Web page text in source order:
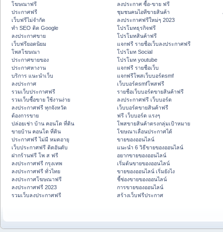
โฆษณาฟรี
ประกาศฟรี
เว็บฟรีไม่จำกัด
ทำ SEO ติด Google
ลงประกาศขาย
เว็บฟรียอดนิยม
โพสโฆษณา
ประกาศขายของ
ประกาศหางาน
บริการ แนะนำเว็บ
ลงประกาศ
รวมเว็บประกาศฟรี
รวมเว็บซื้อขาย ใช้งานง่าย
ลงประกาศฟรี ทุกจังหวัด
ต้องการขาย
ปล่อยเช่า บ้าน คอนโด ที่ดิน
ขายบ้าน คอนโด ที่ดิน
ประกาศฟรี ไม่มี หมดอายุ
เว็บประกาศฟรี ติดอันดับ
ฝากร้านฟรี โพ ส ฟรี
ลงประกาศฟรี กรุงเทพ
ลงประกาศฟรี ทั่วไทย
ลงประกาศโฆษณาฟรี
ลงประกาศฟรี 2023
รวมเว็บลงประกาศฟรี
ลงประกาศ ซื้อ-ขาย ฟรี
ชุมชนคนไอทีขายสินค้า
ลงประกาศฟรีใหม่ๆ 2023
โปรโมทธุรกิจฟรี
โปรโมทสินค้าฟรี
แจกฟรี รายชื่อเว็บลงประกาศฟรี
โปรโมท Social
โปรโมท youtube
แจกฟรี รายชื่อเว็บ
แจกฟรีโพสเว็บบอร์ดsmf
เว็บบอร์ดsmfโพสฟรี
รายชื่อเว็บบอร์ดขายสินค้าฟรี
ลงประกาศฟรี เว็บบอร์ด
เว็บบอร์ดขายสินค้าฟรี
ฟรี เว็บบอร์ด แรงๆ
โพสขายสินค้าตรงกลุ่มเป้าหมาย
โฆษณาเลื่อนประกาศได้
ขายของออนไลน์
แนะนำ 6 วิธีขายของออนไลน์
อยากขายของออนไลน์
เริ่มต้นขายของออนไลน์
ขายของออนไลน์ เริ่มยังไง
ชี้ช่องขายของออนไลน์
การขายของออนไลน์
สร้างเว็บฟรีประกาศ